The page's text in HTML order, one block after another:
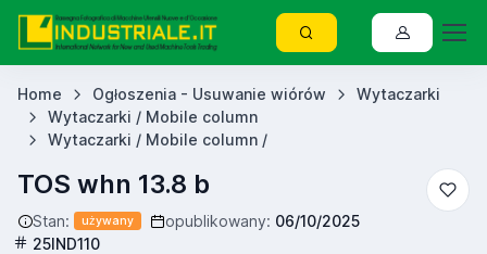
Home Ogłoszenia - Usuwanie wiórów
Wytaczarki
Wytaczarki / Mobile column
Wytaczarki / Mobile column /
TOS whn 13.8 b
Stan: używany opublikowany: 06/10/2025
25IND110